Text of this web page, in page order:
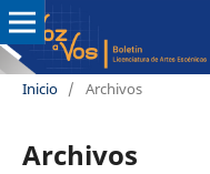
Inicio / Archivos
Archivos